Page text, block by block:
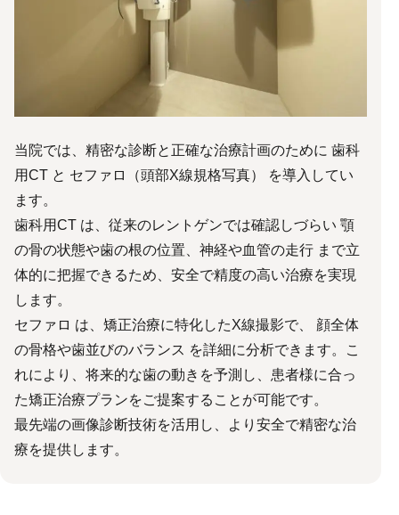
当院では、精密な診断と正確な治療計画のために 歯科
用CT と セファロ（頭部X線規格写真） を導入してい
ます。
歯科用CT は、従来のレントゲンでは確認しづらい 顎
の骨の状態や歯の根の位置、神経や血管の走行 まで立
体的に把握できるため、安全で精度の高い治療を実現
します。
セファロ は、矯正治療に特化したX線撮影で、 顔全体
の骨格や歯並びのバランス を詳細に分析できます。こ
れにより、将来的な歯の動きを予測し、患者様に合っ
た矯正治療プランをご提案することが可能です。
最先端の画像診断技術を活用し、より安全で精密な治
療を提供します。